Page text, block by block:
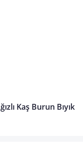
Kaş Burun Bıyık